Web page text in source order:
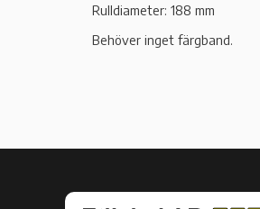
Rulldiameter: 188 mm
Behöver inget färgband.